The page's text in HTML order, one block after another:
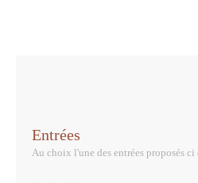
Entrées
Au choix l'une des entrées proposés ci